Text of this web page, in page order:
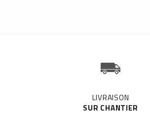
LIVRAISON
SUR CHANTIER